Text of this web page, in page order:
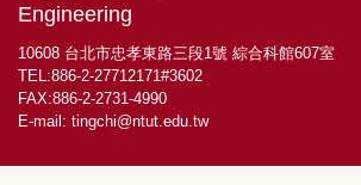
Engineering
10608 台北市忠孝東路三段1號 綜合科館607室
TEL:886-2-27712171#3602
FAX:886-2-2731-4990
E-mail: tingchi@ntut.edu.tw